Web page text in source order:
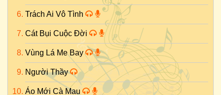
Trách Ai Vô Tình
Cát Bụi Cuộc Đời
Vùng Lá Me Bay
Người Thầy
Áo Mới Cà Mau